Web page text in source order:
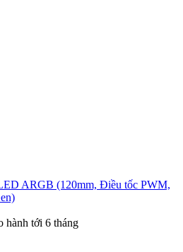
ARGB (120mm, Điều tốc PWM,
hành tới 6 tháng